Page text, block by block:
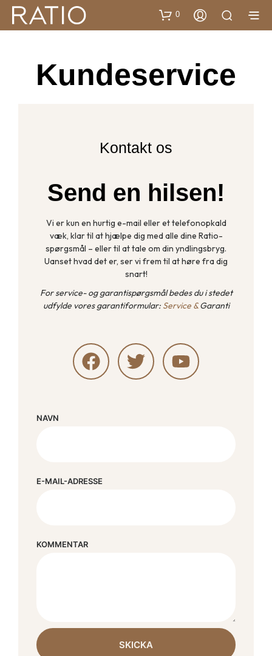
0
Kundeservice
Kontakt os
Send en hilsen!
Vi er kun en hurtig e-mail eller et telefonopkald
væk, klar til at hjælpe dig med alle dine Ratio-
spørgsmål – eller til at tale om din yndlingsbryg.
Uanset hvad det er, ser vi frem til at høre fra dig
snart!
For service- og garantispørgsmål bedes du i stedet
udfylde vores garantiformular: Service &Garanti
NAVN
E-MAIL-ADRESSE
KOMMENTAR
SKICKA